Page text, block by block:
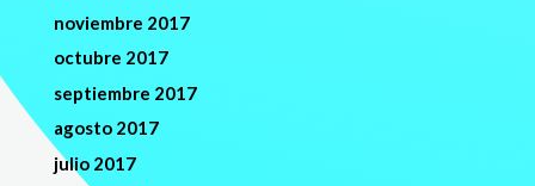
noviembre 2017
octubre 2017
septiembre 2017
agosto 2017
julio 2017